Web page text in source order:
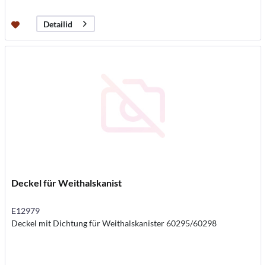
Detailid
Deckel für Weithalskanist
E12979
Deckel mit Dichtung für Weithalskanister 60295/60298